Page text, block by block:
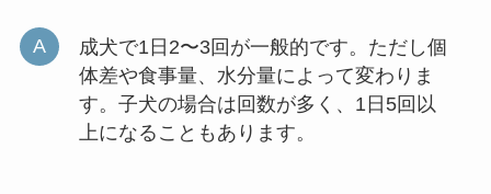
成犬で1日2〜3回が一般的です。ただし個
体差や食事量、水分量によって変わりま
す。子犬の場合は回数が多く、1日5回以
上になることもあります。